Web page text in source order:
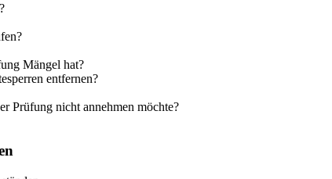
Mängel hat?
entfernen?
Prüfung nicht annehmen möchte?